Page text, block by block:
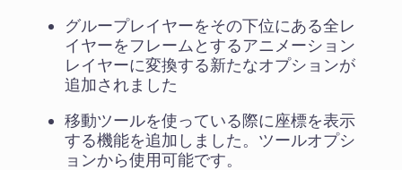
グループレイヤーをその下位にある全レ
イヤーをフレームとするアニメーション
レイヤーに変換する新たなオプションが
追加されました
移動ツールを使っている際に座標を表示
する機能を追加しました。ツールオプシ
ョンから使用可能です。